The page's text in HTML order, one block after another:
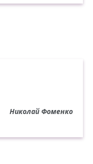
Николай Фоменко